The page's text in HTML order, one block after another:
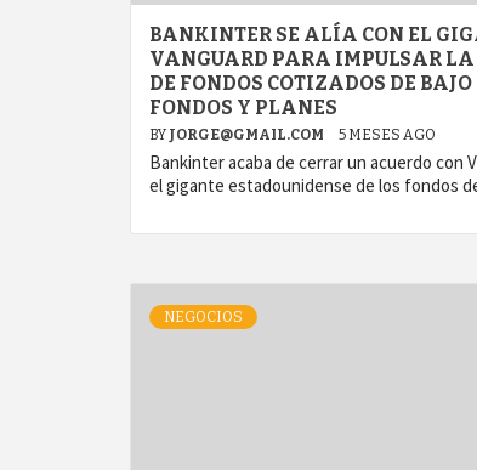
BANKINTER SE ALÍA CON EL
VANGUARD PARA IMPULSAR
DE FONDOS COTIZADOS DE BAJO
FONDOS Y PLANES
BY JORGE@GMAIL.COM 5 MESES AGO
Bankinter acaba de cerrar un acuerdo con
el gigante estadounidense de los fondos
NEGOCIOS